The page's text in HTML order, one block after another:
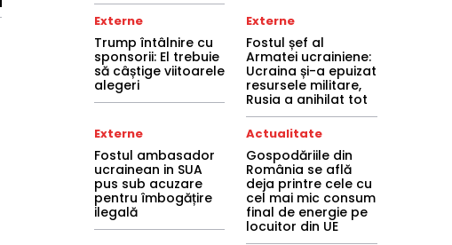
Externe
Trump întâlnire cu
sponsorii: El trebuie
să câștige viitoarele
alegeri
Externe
Fostul șef al
Armatei ucrainiene:
Ucraina și-a epuizat
resursele militare,
Rusia a anihilat tot
Externe
Fostul ambasador
ucrainean in SUA
pus sub acuzare
pentru îmbogățire
ilegală
Actualitate
Gospodăriile din
România se află
deja printre cele cu
cel mai mic consum
final de energie pe
locuitor din UE